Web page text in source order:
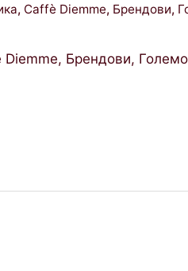
, Caffè Diemme, Брендови,
Diemme, Брендови,